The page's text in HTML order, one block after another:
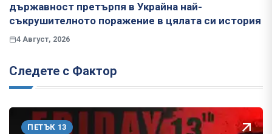
държавност претърпя в Украйна най-
съкрушителното поражение в цялата си история
4 Август, 2026
Следете с Фактор
ПЕТЪК 13